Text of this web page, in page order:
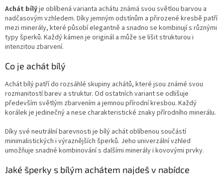
d
a
c
í
y
v
ý
p
s
u
Achát bílýje oblíbená varianta achátu známá svou světlou barvou a
nadčasovým vzhledem. Díky jemným odstínům a přirozené kresbě patří
mezi minerály, které působí elegantně a snadno se kombinují s různými
typy šperků. Každý kámen je originál a může se lišit strukturou i
intenzitou zbarvení.
Co je achát bílý
Achát bílý patří do rozsáhlé skupiny achátů, které jsou známé svou
rozmanitostí barev a struktur. Od ostatních variant se odlišuje
především světlým zbarvením a jemnou přírodní kresbou. Každý
korálek je jedinečný a nese charakteristické znaky přírodního minerálu.
Díky své neutrální barevnosti je bílý achát oblíbenou součástí
minimalistických i výraznějších šperků. Jeho univerzální vzhled
umožňuje snadné kombinování s dalšími minerály i kovovými prvky.
Jaké šperky s bílým achátem najdeš v nabídce